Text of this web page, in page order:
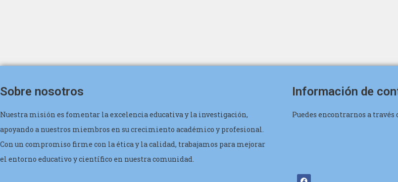
Sobre nosotros
Nuestra misión es fomentar la excelencia educativa y la investigación,
apoyando a nuestros miembros en su crecimiento académico y profesional.
Con un compromiso firme con la ética y la calidad, trabajamos para mejorar
el entorno educativo y científico en nuestra comunidad.
Información de
Puedes encontrarnos a